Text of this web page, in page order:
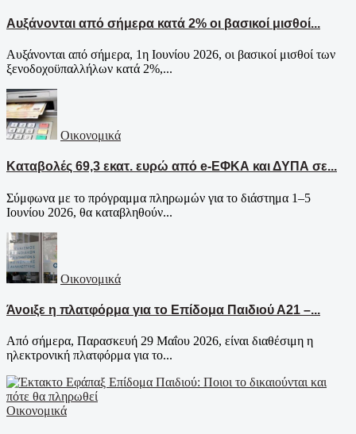
Aυξάνονται από σήμερα κατά 2% οι βασικοί μισθοί...
Αυξάνονται από σήμερα, 1η Ιουνίου 2026, οι βασικοί μισθοί των
ξενοδοχοϋπαλλήλων κατά 2%,...
Οικονομικά
Καταβολές 69,3 εκατ. ευρώ από e-ΕΦΚΑ και ΔΥΠΑ σε...
Σύμφωνα με το πρόγραμμα πληρωμών για το διάστημα 1–5
Ιουνίου 2026, θα καταβληθούν...
Οικονομικά
Άνοιξε η πλατφόρμα για το Επίδομα Παιδιού Α21 –...
Από σήμερα, Παρασκευή 29 Μαΐου 2026, είναι διαθέσιμη η
ηλεκτρονική πλατφόρμα για το...
Οικονομικά